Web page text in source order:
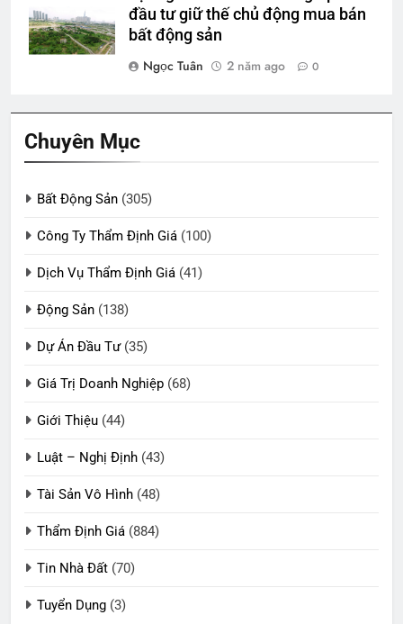
đầu tư giữ thế chủ động mua bán
bất động sản
Ngọc Tuân
2 năm ago 0
Chuyên Mục
Bất Động Sản (305)
Công Ty Thẩm Định Giá (100)
Dịch Vụ Thẩm Định Giá (41)
Động Sản (138)
Dự Án Đầu Tư(35)
Giá Trị Doanh Nghiệp (68)
Giới Thiệu (44)
Luật – Nghị Định (43)
Tài Sản Vô Hình (48)
Thẩm Định Giá (884)
Tin Nhà Đất (70)
Tuyển Dụng (3)